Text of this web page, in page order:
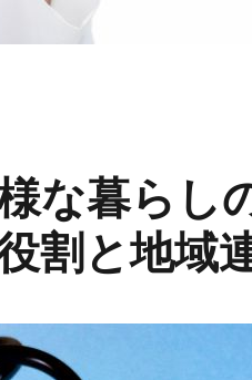
な暮らし
割と地域